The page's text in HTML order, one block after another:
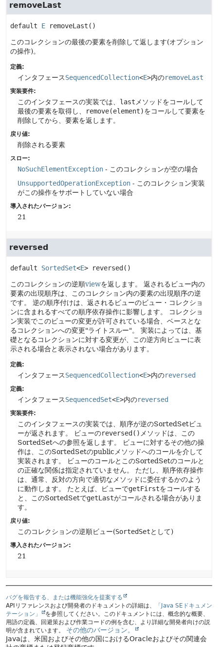
removeLast
default E removeLast ()
このコレクションの最後の要素を削除して返します(オプション
の操作)。
定義:
インタフェースSequencedCollection<E>内のremoveLast
実装要件:
このインタフェースの実装では、 last メソッドをコールして
最後の要素を取得し、
remove(element)をコールして要素を
削除してから、要素を返します。
戻り値:
削除される要素
スロー:
NoSuchElementException - このコレクションが空の場合
UnsupportedOperationException - このコレクション実装
がこの操作をサポートしていない場合
導入されたバージョン:
21
reversed
default SortedSet<E> reversed ()
このコレクションの逆順viewを返します。
返されるビュー内の
要素の出現順序は、このコレクション内の要素の出現順序の逆
です。
逆の順序付けは、返されるビューのビュー・コレクショ
ンに含まれるすべての順序依存操作に影響します。
コレクショ
ン実装でこのビューの変更が許可されている場合、ベースとな
るコレクションへの変更"ライトスルー"。
実装によっては、基
礎となるコレクションに対する変更が、この逆方向ビューに表
示される場合と表示されない場合があります。
定義:
インタフェースSequencedCollection<E>内のreversed
定義:
インタフェースSequencedSet<E>内のreversed
実装要件:
このインタフェースの実装では、順序が逆のSortedSetビュ
ーが返されます。
ビューのreversed() メソッドは、この
SortedSetへの参照を返します。
ビューに対するその他の操
作は、このSortedSetのpublicメソッドへのコールを介して
実装されます。
ビューのコールとこのSortedSetのコールと
の正確な関係は指定されていません。
ただし、順序依存操作
は、通常、反対の方向で適切なメソッドに委任するかのよう
に動作します。
たとえば、ビューでgetFirstをコールする
と、このSortedSetでgetLastがコールされる場合がありま
す。
戻り値:
このコレクションの逆順ビュー(SortedSetとして)
導入されたバージョン:
21
バグを報告する、または機能強化を提案する
APIリファレンスおよび開発者のドキュメントの詳細は、
「Java SEドキュメン
テーション」
を参照してください。このドキュメントには、概念的な概要、
用語の定義、回避策および作業コードの例を含む、より詳細な開発者向けの説
明が含まれています。
その他のバージョン。
Javaは、米国およびその他の国におけるOracleおよびその関連会